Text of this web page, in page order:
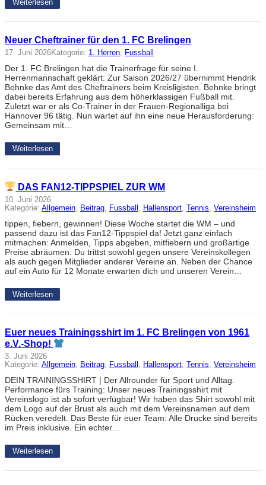
Weiterlesen
Neuer Cheftrainer für den 1. FC Brelingen
17. Juni 2026Kategorie: 1. Herren, Fussball
Der 1. FC Brelingen hat die Trainerfrage für seine I.
Herrenmannschaft geklärt: Zur Saison 2026/27 übernimmt Hendrik
Behnke das Amt des Cheftrainers beim Kreisligisten. Behnke bringt
dabei bereits Erfahrung aus dem höherklassigen Fußball mit.
Zuletzt war er als Co-Trainer in der Frauen-Regionalliga bei
Hannover 96 tätig. Nun wartet auf ihn eine neue Herausforderung:
Gemeinsam mit…
Weiterlesen
DAS FAN12-TIPPSPIEL ZUR WM
10. Juni 2026
Kategorie: Allgemein, Beitrag, Fussball , Hallensport, Tennis, Vereinsheim
tippen, fiebern, gewinnen! Diese Woche startet die WM – und
passend dazu ist das Fan12-Tippspiel da! Jetzt ganz einfach
mitmachen: Anmelden, Tipps abgeben, mitfiebern und großartige
Preise abräumen. Du trittst sowohl gegen unsere Vereinskollegen
als auch gegen Mitglieder anderer Vereine an. Neben der Chance
auf ein Auto für 12 Monate erwarten dich und unseren Verein…
Weiterlesen
Euer neues Trainingsshirt im 1. FC Brelingen von 1961
e.V.-Shop!
3. Juni 2026
Kategorie: Allgemein, Beitrag, Fussball , Hallensport, Tennis, Vereinsheim
DEIN TRAININGSSHIRT | Der Allrounder für Sport und Alltag.
Performance fürs Training: Unser neues Trainingsshirt mit
Vereinslogo ist ab sofort verfügbar! Wir haben das Shirt sowohl mit
dem Logo auf der Brust als auch mit dem Vereinsnamen auf dem
Rücken veredelt. Das Beste für euer Team: Alle Drucke sind bereits
im Preis inklusive. Ein echter…
Weiterlesen